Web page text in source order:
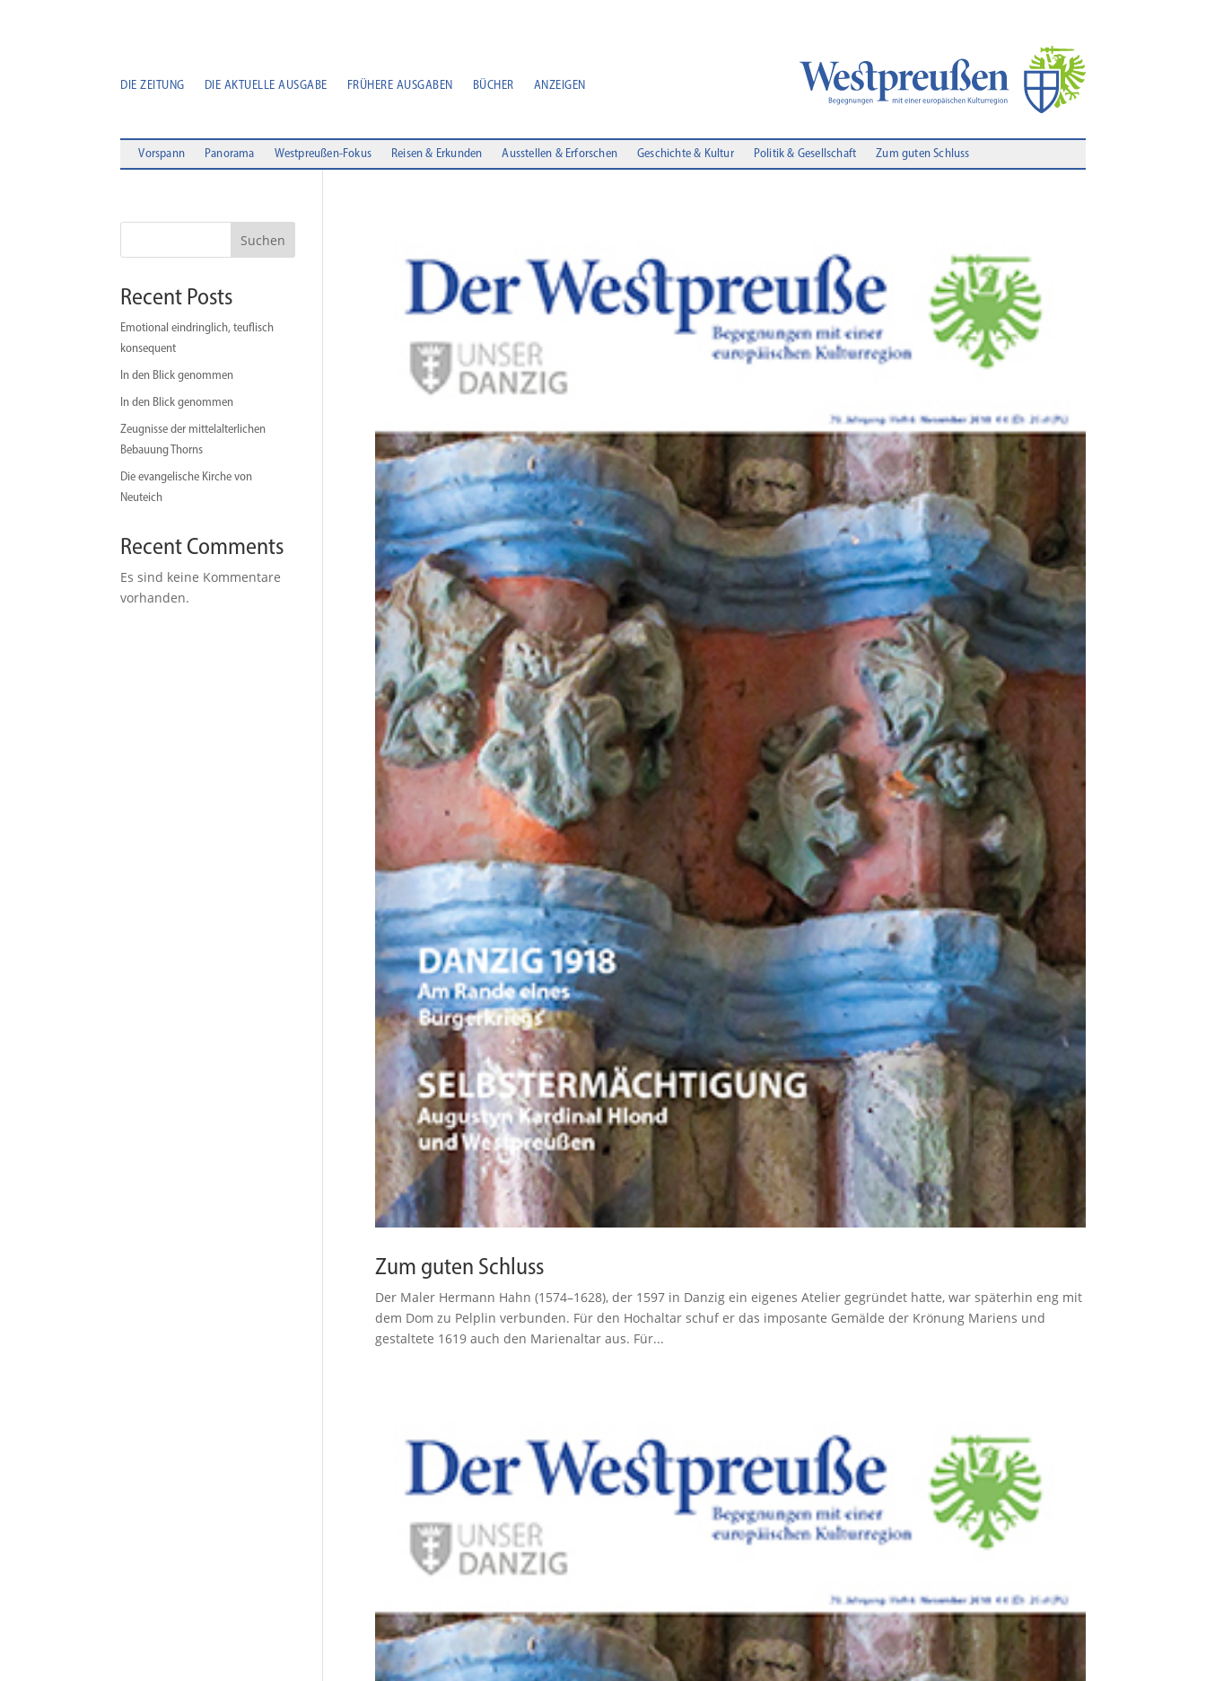
DIE ZEITUNG DIE AKTUELLE AUSGABE FRÜHERE AUSGABEN BÜCHER ANZEIGEN
Vorspann Panorama Westpreußen-Fokus Reisen & Erkunden Ausstellen & Erforschen Geschichte & Kultur Politik & Gesellschaft Zum guten Schluss
Zum guten Schluss
Der Maler Hermann Hahn (1574–1628), der 1597 in Danzig ein eigenes Atelier gegründet hatte, war späterhin eng mit
dem Dom zu Pelplin verbunden. Für den Hochaltar schuf er das imposante Gemälde der Krönung Mariens und
gestaltete 1619 auch den Marien­altar aus. Für...
Suchen
Recent Posts
Emotional eindringlich, teuflisch
konsequent
In den Blick genommen
In den Blick genommen
Zeugnisse der mittelalterlichen
Bebauung Thorns
Die evangelische Kirche von
Neuteich
Recent Comments
Es sind keine Kommentare
vorhanden.